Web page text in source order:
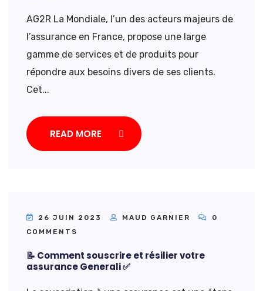
AG2R La Mondiale, l’un des acteurs majeurs de
l’assurance en France, propose une large
gamme de services et de produits pour
répondre aux besoins divers de ses clients.
Cet...
READ MORE
26 JUIN 2023 MAUD GARNIER
0
COMMENTS
📝 Comment souscrire et résilier votre
assurance Generali ✅